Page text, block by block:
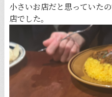
小さいお店だと思っていた
店でした。